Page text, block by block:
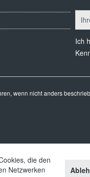
Ich
wenn nicht anders
die den
Netzwerken